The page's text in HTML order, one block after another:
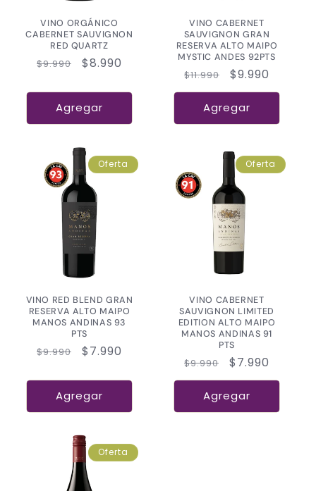
VINO ORGÁNICO
CABERNET SAUVIGNON
RED QUARTZ
Precio
$9.990
Precio
oferta
$8.990
Agregar
VINO CABERNET
SAUVIGNON GRAN
RESERVA ALTO MAIPO
MYSTIC ANDES 92PTS
Precio
habitual
$11.990
Precio
de
oferta
$9.990
Agregar
Oferta
VINO RED BLEND GRAN
RESERVA ALTO MAIPO
MANOS ANDINAS 93
PTS
Precio
$9.990
Precio
oferta
$7.990
Agregar
Oferta
VINO CABERNET
SAUVIGNON LIMITED
EDITION ALTO MAIPO
MANOS ANDINAS 91
PTS
Precio
habitual
$9.990
Precio
de
oferta
$7.990
Agregar
Oferta